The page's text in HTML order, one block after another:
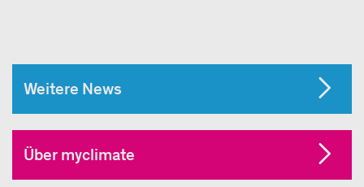
Weitere News
Über myclimate